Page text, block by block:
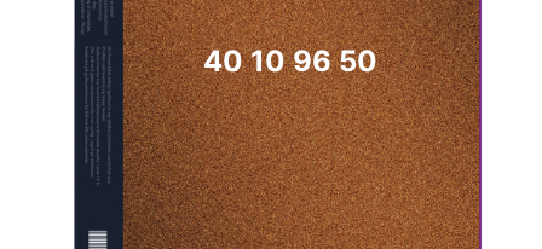
40 10 96 50